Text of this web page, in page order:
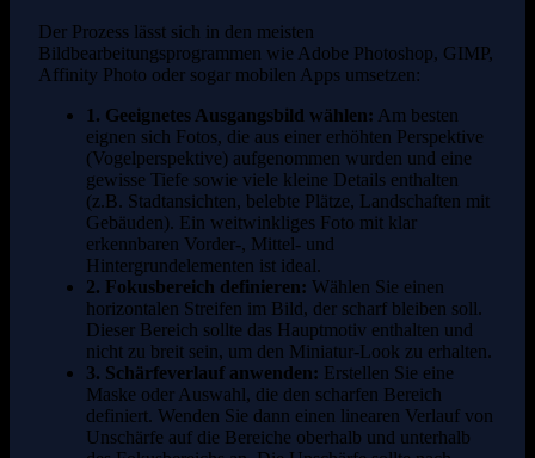
Der Prozess lässt sich in den meisten
Bildbearbeitungsprogrammen wie Adobe Photoshop, GIMP,
Affinity Photo oder sogar mobilen Apps umsetzen:
1. Geeignetes Ausgangsbild wählen: Am besten
eignen sich Fotos, die aus einer erhöhten Perspektive
(Vogelperspektive) aufgenommen wurden und eine
gewisse Tiefe sowie viele kleine Details enthalten
(z.B. Stadtansichten, belebte Plätze, Landschaften mit
Gebäuden). Ein weitwinkliges Foto mit klar
erkennbaren Vorder-, Mittel- und
Hintergrundelementen ist ideal.
2. Fokusbereich definieren: Wählen Sie einen
horizontalen Streifen im Bild, der scharf bleiben soll.
Dieser Bereich sollte das Hauptmotiv enthalten und
nicht zu breit sein, um den Miniatur-Look zu erhalten.
3. Schärfeverlauf anwenden: Erstellen Sie eine
Maske oder Auswahl, die den scharfen Bereich
definiert. Wenden Sie dann einen linearen Verlauf von
Unschärfe auf die Bereiche oberhalb und unterhalb